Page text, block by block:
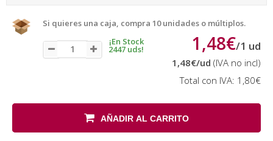
Si quieres una caja, compra 10 unidades o múltiplos.
¡En Stock
2447 uds! 1,48€/1 ud
1,48€/ud (IVA no incl)
Total con IVA: 1,80€
AÑADIR AL CARRITO